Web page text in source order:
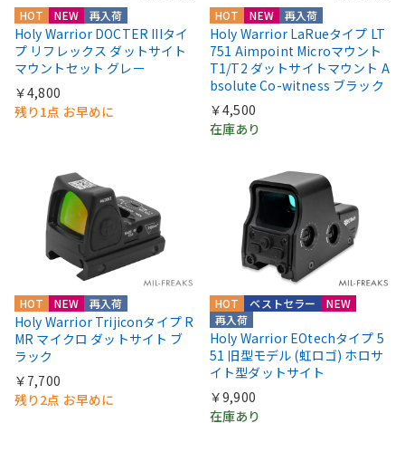
HOT NEW 再入荷
Holy Warrior DOCTER IIIタイ
プ リフレックス ダットサイト
マウントセット グレー
￥4,800
残り1点 お早めに
HOT NEW 再入荷
Holy Warrior LaRueタイプ LT
751 Aimpoint Microマウント
T1/T2 ダットサイトマウント A
bsolute Co-witness ブラック
￥4,500
在庫あり
HOT NEW 再入荷
Holy Warrior Trijiconタイプ R
MR マイクロ ダットサイト ブ
ラック
￥7,700
残り2点 お早めに
HOT
NEW
再入荷
ベストセラー
Holy Warrior EOtechタイプ 5
51 旧型モデル (虹ロゴ) ホロサ
イト型ダットサイト
￥9,900
在庫あり